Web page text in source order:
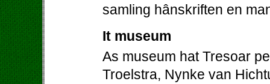
samling hânskriften en
It museum
As museum hat Tresoar
Troelstra, Nynke van